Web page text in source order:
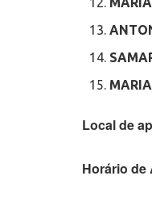
Local de
Horário de